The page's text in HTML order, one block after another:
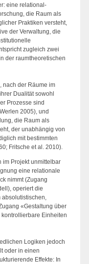
eine relational-
die Raum als
Praktiken versteht,
der Verwaltung, die
zugleich zwei
der raumtheoretischen
nach der Räume im
Dualität sowohl
Prozesse sind
2005), und
die Raum als
der unabhängig von
mit bestimmten
Fritsche et al. 2010).
im Projekt unmittelbar
eine relationale
nimmt (Zugang
operiert die
absolutistischen,
«Gestaltung über
Einheiten
Logiken jedoch
oder in einen
Effekte: In